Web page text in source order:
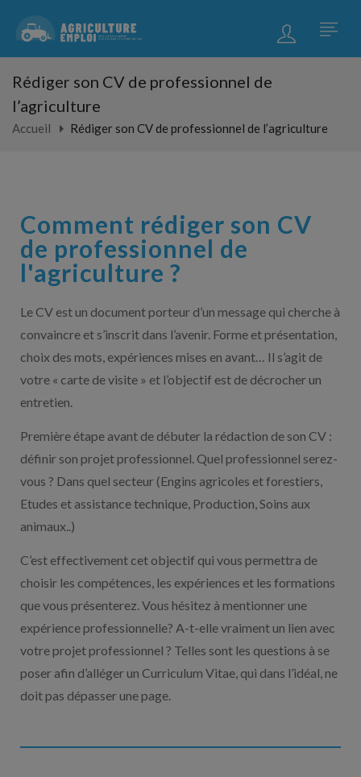
Rédiger son CV de professionnel de
l’agriculture
Accueil Rédiger son CV de professionnel de l’agriculture
Comment rédiger son CV
de professionnel de
l'agriculture ?
Le CV est un document porteur d’un message qui cherche à
convaincre et s’inscrit dans l’avenir. Forme et présentation,
choix des mots, expériences mises en avant… Il s’agit de
votre « carte de visite » et l’objectif est de décrocher un
entretien.
Première étape avant de débuter la rédaction de son CV :
définir son projet professionnel. Quel professionnel serez-
vous ? Dans quel secteur (Engins agricoles et forestiers,
Etudes et assistance technique, Production, Soins aux
animaux..)
C’est effectivement cet objectif qui vous permettra de
choisir les compétences, les expériences et les formations
que vous présenterez. Vous hésitez à mentionner une
expérience professionnelle? A-t-elle vraiment un lien avec
votre projet professionnel ? Telles sont les questions à se
poser afin d’alléger un Curriculum Vitae, qui dans l’idéal, ne
doit pas dépasser une page.